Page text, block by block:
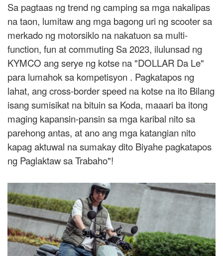
Sa pagtaas ng trend ng camping sa mga nakalipas
na taon, lumitaw ang mga bagong uri ng scooter sa
merkado ng motorsiklo na nakatuon sa multi-
function, fun at commuting Sa 2023, ilulunsad ng
KYMCO ang serye ng kotse na "DOLLAR Da Le"
para lumahok sa kompetisyon . Pagkatapos ng
lahat, ang cross-border speed na kotse na ito Bilang
isang sumisikat na bituin sa Koda, maaari ba itong
maging kapansin-pansin sa mga karibal nito sa
parehong antas, at ano ang mga katangian nito
kapag aktuwal na sumakay dito Biyahe pagkatapos
ng Paglaktaw sa Trabaho"!